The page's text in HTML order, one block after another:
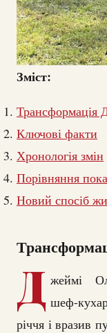
Зміст:
Трансформація
Ключові факти
Хронологія змін
Порівняння
Новий спосіб
Д жеймі
шеф-
річчя і вразив